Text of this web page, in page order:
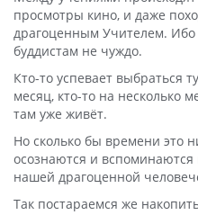
просмотры кино, и даже
драгоценным Учителем. Ибо
буддистам не чуждо.
Кто-то успевает выбраться
месяц, кто-то на несколько
там уже живёт.
Но сколько бы времени это
осознаются и
нашей драгоценной
Так постараемся же